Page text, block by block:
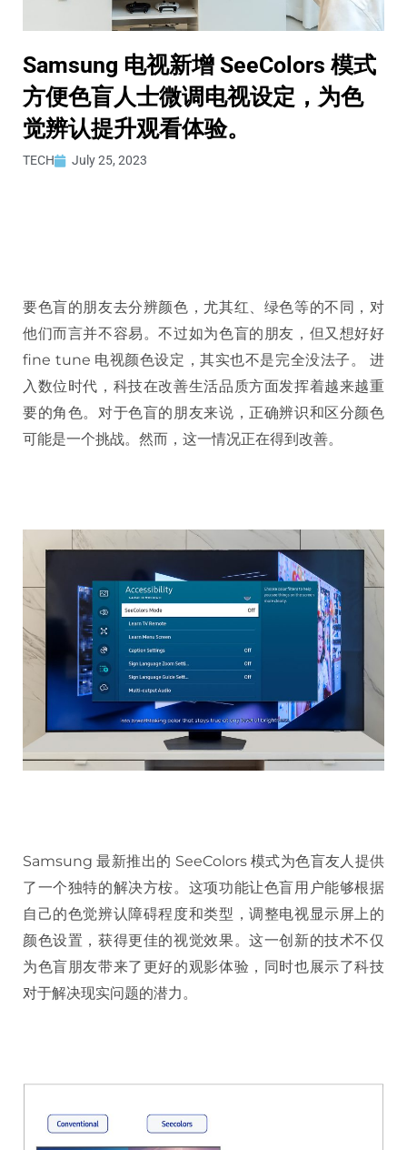
Samsung 电视新增 SeeColors 模式
方便色盲人士微调电视设定，为色
觉辨认提升观看体验。
TECH July 25, 2023
要色盲的朋友去分辨颜色，尤其红、绿色等的不同，对
他们而言并不容易。不过如为色盲的朋友，但又想好好
fine tune 电视颜色设定，其实也不是完全没法子。 进
入数位时代，科技在改善生活品质方面发挥着越来越重
要的角色。对于色盲的朋友来说，正确辨识和区分颜色
可能是一个挑战。然而，这一情况正在得到改善。
Samsung 最新推出的 SeeColors 模式为色盲友人提供
了一个独特的解决方桉。这项功能让色盲用户能够根据
自己的色觉辨认障碍程度和类型，调整电视显示屏上的
颜色设置，获得更佳的视觉效果。这一创新的技术不仅
为色盲朋友带来了更好的观影体验，同时也展示了科技
对于解决现实问题的潜力。